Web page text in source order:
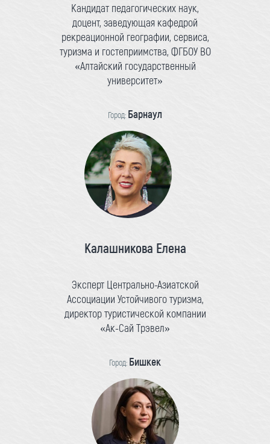
Кандидат педагогических наук,
доцент, заведующая кафедрой
рекреационной географии, сервиса,
туризма и гостеприимства, ФГБОУ ВО
«Алтайский государственный
университет»
Город: Барнаул
Калашникова Елена
Эксперт Центрально-Азиатской
Ассоциации Устойчивого туризма,
директор туристической компании
«Ак-Сай Трэвел»
Город: Бишкек